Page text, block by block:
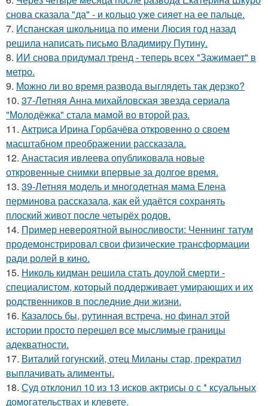
снова сказала "да" - и кольцо уже сияет на ее пальце.
7. Испанская школьница по имени Люсия год назад
решила написать письмо Владимиру Путину.
8. ИИ снова придумал тренд - теперь всех "Зажимает" в
метро.
9. Можно ли во время развода выглядеть так дерзко?
10. 37-Летняя Анна михайловская звезда сериала
"Молодёжка" стала мамой во второй раз.
11. Актриса Ирина Горбачёва откровенно о своем
масштабном преображении рассказала.
12. Анастасия ивлеева опубликовала новые
откровенные снимки впервые за долгое время.
13. 39-Летняя модель и многодетная мама Елена
перминова рассказала, как ей удаётся сохранять
плоский живот после четырёх родов.
14. Пример невероятной выносливости: Ченнинг татум
продемонстрировал свои физические трансформации
ради ролей в кино.
15. Николь кидман решила стать доулой смерти -
специалистом, который поддерживает умирающих и их
родственников в последние дни жизни.
16. Казалось бы, рутинная встреча, но финал этой
истории просто перешел все мыслимые границы
адекватности.
17. Виталий гогунский, отец Миланы стар, прекратил
выплачивать алименты.
18. Суд отклонил 10 из 13 исков актрисы о с * ксуальных
домогательствах и клевете.